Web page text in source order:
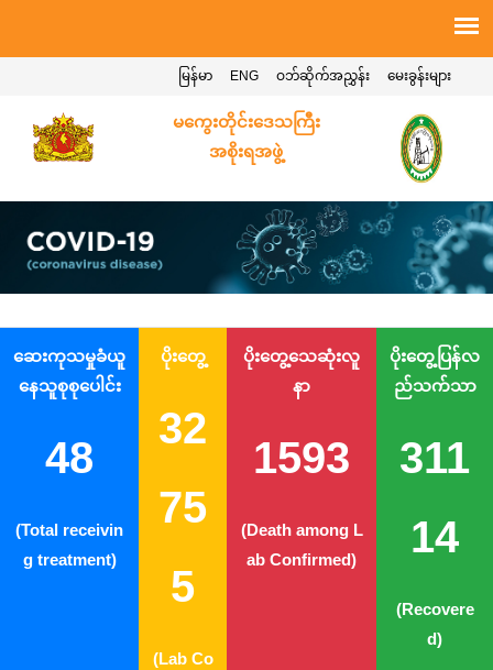
မေးခွန်းများ
ဝဘ်ဆိုက်အညွှန်း
ENG
မြန်မာ
မကွေးတိုင်းဒေသကြီး
အစိုးရအဖွဲ့
ဆေးကုသမှုခံယူ
နေသူစုစုပေါင်း
48
(Total receivin
g treatment)
ပိုးတွေ့
32
75
5
(Lab Co
ပိုးတွေ့သေဆုံးလူ
နာ
1593
(Death among L
ab Confirmed)
ပိုးတွေ့ပြန်လ
ည်သက်သာ
311
14
(Recovere
d)